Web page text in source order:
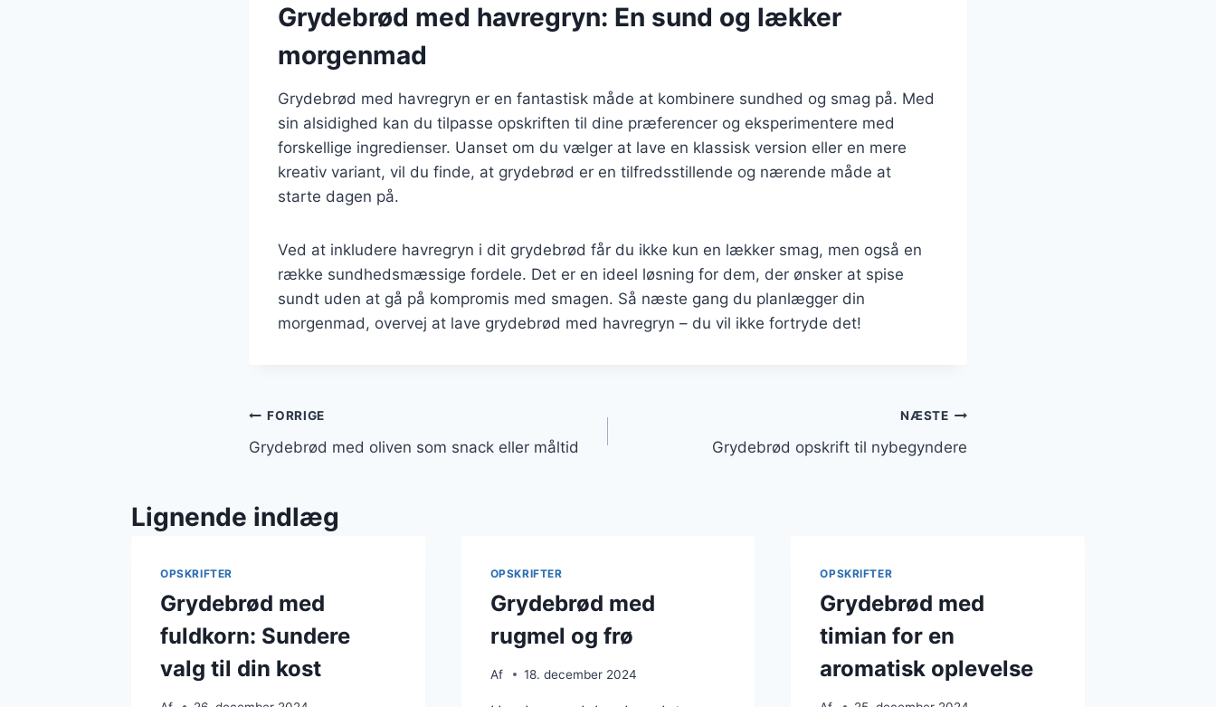
Grydebrød med havregryn: En sund og lækker
morgenmad
Grydebrød med havregryn er en fantastisk måde at kombinere sundhed og smag på. Med
sin alsidighed kan du tilpasse opskriften til dine præferencer og eksperimentere med
forskellige ingredienser. Uanset om du vælger at lave en klassisk version eller en mere
kreativ variant, vil du finde, at grydebrød er en tilfredsstillende og nærende måde at
starte dagen på.
Ved at inkludere havregryn i dit grydebrød får du ikke kun en lækker smag, men også en
række sundhedsmæssige fordele. Det er en ideel løsning for dem, der ønsker at spise
sundt uden at gå på kompromis med smagen. Så næste gang du planlægger din
morgenmad, overvej at lave grydebrød med havregryn – du vil ikke fortryde det!
Indlægsnavigation
FORRIGE
Grydebrød med oliven som snack eller måltid
NÆSTE
Grydebrød opskrift til nybegyndere
Lignende indlæg
OPSKRIFTER
Grydebrød med
fuldkorn: Sundere
valg til din kost
OPSKRIFTER
Grydebrød med
rugmel og frø
Af 18. december 2024
OPSKRIFTER
Grydebrød med
timian for en
aromatisk oplevelse